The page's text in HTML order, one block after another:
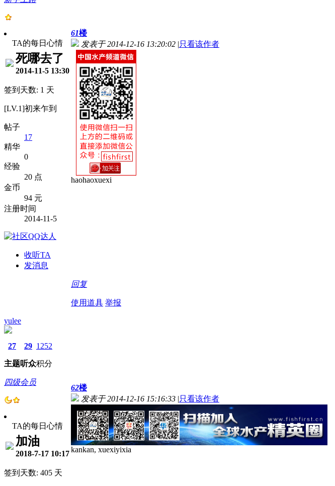
TA的每日心情
死哪去了
2014-11-5 13:30
签到天数: 1 天
[LV.1]初来乍到
帖子
17
精华
0
经验
20 点
金币
94 元
注册时间
2014-11-5
收听TA
发消息
61楼
发表于 2014-12-16 13:20:02 |只看该作者
haohaoxuexi
回复
使用道具 举报
yulee
27
主题
29
听众
1252
积分
四级会员
TA的每日心情
加油
2018-7-17 10:17
签到天数: 405 天
62楼
发表于 2014-12-16 15:16:33 |只看该作者
kankan, xuexiyixia